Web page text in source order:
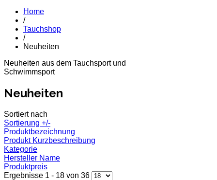
Home
/
Tauchshop
/
Neuheiten
Neuheiten aus dem Tauchsport und
Schwimmsport
Neuheiten
Sortiert nach
Sortierung +/-
Produktbezeichnung
Produkt Kurzbeschreibung
Kategorie
Hersteller Name
Produktpreis
Ergebnisse 1 - 18 von 36